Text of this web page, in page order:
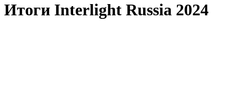
Итоги Interlight Russia 2024